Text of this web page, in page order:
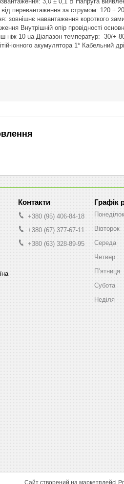
перевантаження за струмом: 120 ±
зовнішнє навантаження короткого
Внутрішній опір провідності
ніж 10 ua Діапазон температур: -30/+
іонного акумулятора 1* Кабельний
+380 (95) 406-84-18
+380 (67) 377-67-11
+380 (63) 328-89-95
Графік
Понеділок
Вівторок
Середа
Четвер
Пʼятниця
Субота
Неділя
Сайт створений на маркетплейсі